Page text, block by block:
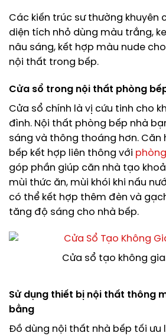
Các kiến trúc sư thường khuyên
diện tích nhỏ dùng màu trắng,
nâu sáng, kết hợp màu nude
nội thất trong bếp.
Cửa sổ trong nội thất phòng
Cửa sổ chính là vị cứu tinh cho
đình. Nội thất phòng bếp nhà
sáng và thông thoáng hơn. Căn
bếp kết hợp liên thông với
góp phần giúp căn nhà tạo
mùi thức ăn, mùi khói khi nấu
có thể kết hợp thêm đèn và
tăng độ sáng cho nhà bếp.
Cửa sổ tạo không
Sử dụng thiết bị nội thất thông
bằng
Đồ dùng nội thất nhà bếp tối ưu